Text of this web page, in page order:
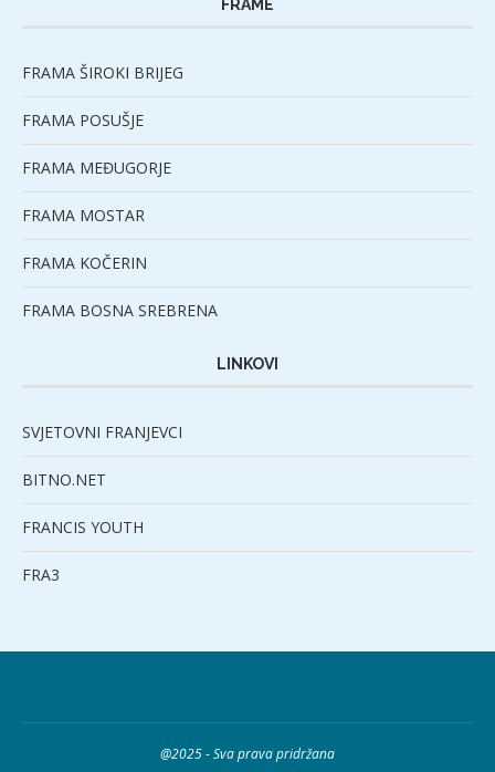
FRAME
FRAMA ŠIROKI BRIJEG
FRAMA POSUŠJE
FRAMA MEĐUGORJE
FRAMA MOSTAR
FRAMA KOČERIN
FRAMA BOSNA SREBRENA
LINKOVI
SVJETOVNI FRANJEVCI
BITNO.NET
FRANCIS YOUTH
FRA3
@2025 - Sva prava pridržana